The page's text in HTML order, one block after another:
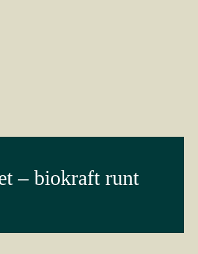
– biokraft runt